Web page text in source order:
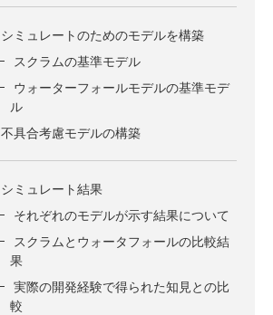
シミュレートのためのモデルを構築
スクラムの基準モデル
ウォーターフォールモデルの基準モデ
ル
不具合考慮モデルの構築
シミュレート結果
それぞれのモデルが示す結果について
スクラムとウォータフォールの比較結
果
実際の開発経験で得られた知見との比
較